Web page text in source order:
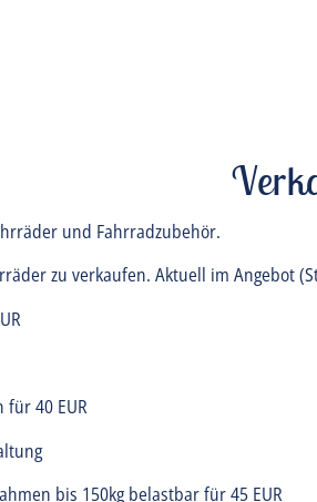
und Fahrradzubehör.
zu verkaufen. Aktuell im Angebot
für 40 EUR
bis 150kg belastbar für 45 EUR